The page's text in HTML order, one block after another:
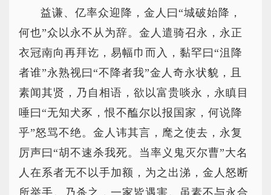
益谦、亿率众迎降，金人曰“城破始降，
何也”众以永不从为辞。金人遣骑召永，永正
衣冠南向再拜讫，易幅巾而入，黏罕曰“沮降
者谁”永熟视曰“不降者我”金人奇永状貌，且
素闻其贤，乃自相语，欲以富贵啖永，永瞋目
唾曰“无知犬豕，恨不醢尔以报国家，何说降
乎”怒骂不绝。金人讳其言，麾之使去，永复
厉声曰“胡不速杀我死。当率义鬼灭尔曹”大名
人在系者无不以手加额，为之出涕，金人怒断
所举手。乃杀之，一家皆遇害。虽素不与永合